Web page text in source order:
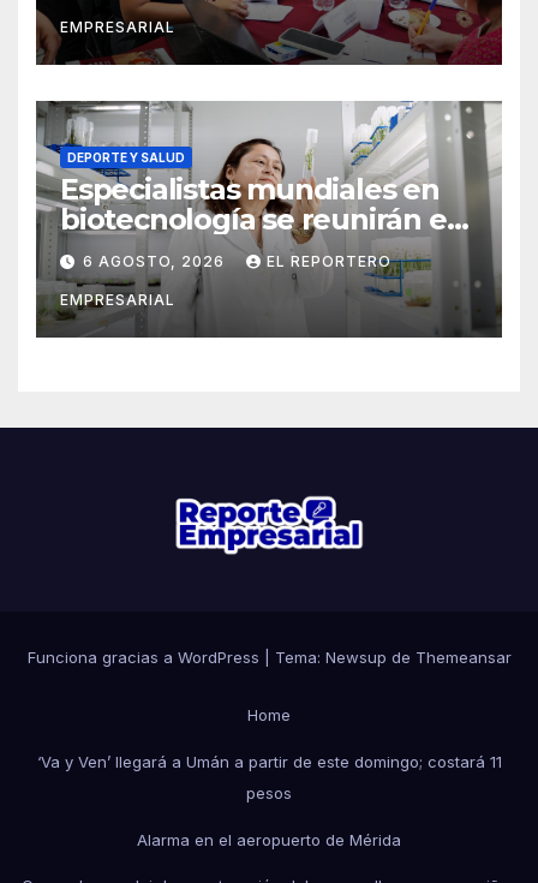
EMPRESARIAL
DEPORTE Y SALUD
Especialistas mundiales en
biotecnología se reunirán en
Yucatán
6 AGOSTO, 2026 EL REPORTERO
EMPRESARIAL
Funciona gracias a WordPress Tema: Newsup de Themeansar
Home
‘Va y Ven’ llegará a Umán a partir de este domingo; costará 11
pesos
Alarma en el aeropuerto de Mérida